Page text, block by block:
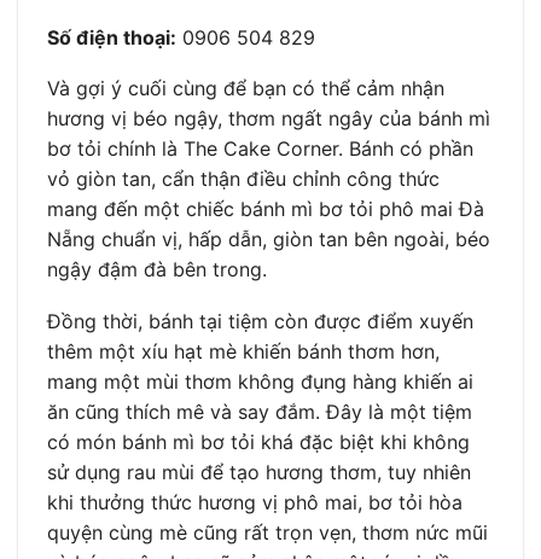
Số điện thoại: 0906 504 829
Và gợi ý cuối cùng để bạn có thể cảm nhận
hương vị béo ngậy, thơm ngất ngây của bánh mì
bơ tỏi chính là The Cake Corner. Bánh có phần
vỏ giòn tan, cẩn thận điều chỉnh công thức
mang đến một chiếc bánh mì bơ tỏi phô mai Đà
Nẵng chuẩn vị, hấp dẫn, giòn tan bên ngoài, béo
ngậy đậm đà bên trong.
Đồng thời, bánh tại tiệm còn được điểm xuyến
thêm một xíu hạt mè khiến bánh thơm hơn,
mang một mùi thơm không đụng hàng khiến ai
ăn cũng thích mê và say đắm. Đây là một tiệm
có món bánh mì bơ tỏi khá đặc biệt khi không
sử dụng rau mùi để tạo hương thơm, tuy nhiên
khi thưởng thức hương vị phô mai, bơ tỏi hòa
quyện cùng mè cũng rất trọn vẹn, thơm nức mũi